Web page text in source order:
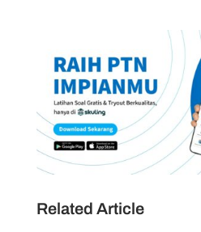
Related Article